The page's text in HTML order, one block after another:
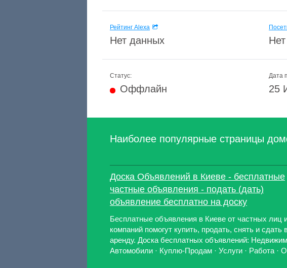
Рейтинг Alexa
Нет данных
Статус:
Оффлайн
Дата
25
Наиболее популярные страницы
Доска Объявлений в Киеве - бесплатные
частные объявления - подать (дать)
объявление бесплатно на доску
Бесплатные объявления в Киеве от частных лиц
компаний помогут купить, продать, снять и сдать
аренду. Доска бесплатных объявлений:
Автомобили · Куплю-Продам · Услуги · Работа ·